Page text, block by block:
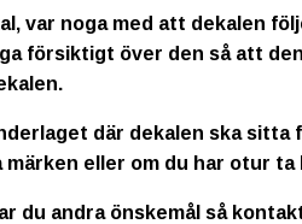
var noga med att dekalen
försiktigt över den så att
där dekalen ska
eller om du har otur ta
andra önskemål så